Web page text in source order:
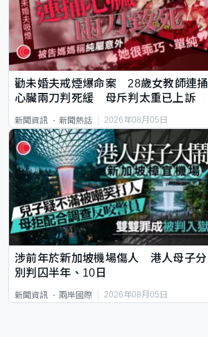
勸未婚夫戒煙爆命案 28歲女教師連捅
心臟兩刀判死緩 母斥判太重已上訴
新聞資訊 新聞熱話 2026年08月05日
涉前年於新加坡機場傷人 港人母子分
別判囚半年、10日
新聞資訊 兩岸國際 2026年08月05日